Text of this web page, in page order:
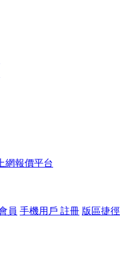
網報價平台
員 手機用戶 註冊 版區捷徑